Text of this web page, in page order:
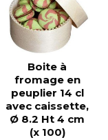
Boite à
fromage en
peuplier 14 cl
avec caissette,
Ø 8.2 Ht 4 cm
(x 100)